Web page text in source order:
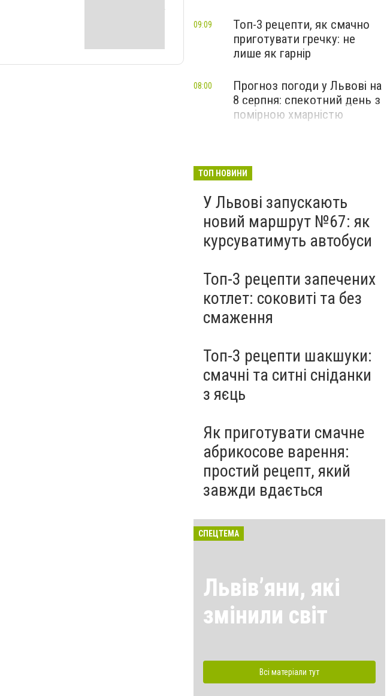
Топ-3 рецепти, як смачно
приготувати гречку: не
лише як гарнір
09:09
Прогноз погоди у Львові на
8 серпня: спекотний день з
помірною хмарністю
08:00
ТОП НОВИНИ
У Львові запускають
новий маршрут №67: як
курсуватимуть автобуси
Топ-3 рецепти запечених
котлет: соковиті та без
смаження
Топ-3 рецепти шакшуки:
смачні та ситні сніданки
з яєць
Як приготувати смачне
абрикосове варення:
простий рецепт, який
завжди вдається
СПЕЦТЕМА
Львівʼяни, які
змінили світ
Всі матеріали тут